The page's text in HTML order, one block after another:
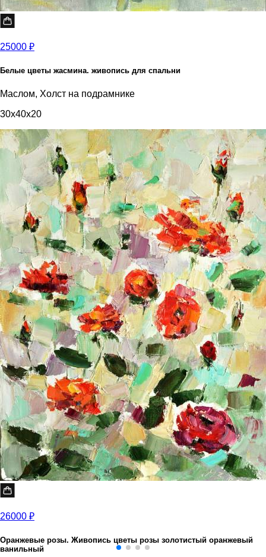
25000 ₽
Белые цветы жасмина. живопись для спальни
Маслом, Холст на подрамнике
30x40x20
26000 ₽
Оранжевые розы. Живопись цветы розы золотистый оранжевый
ванильный